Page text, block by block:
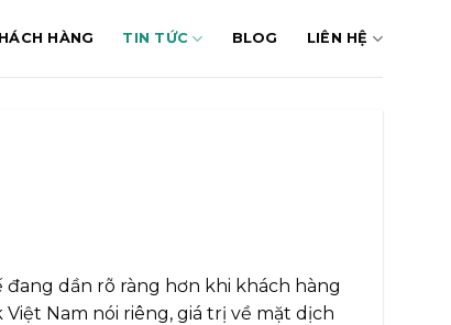
HÀNG TIN TỨC BLOG LIÊN HỆ
dần rõ ràng hơn khi khách hàng
Nam nói riêng, giá trị về mặt dịch